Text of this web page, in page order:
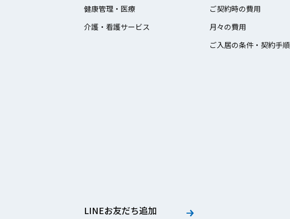
健康管理・医療
介護・看護サービス
ご契約時の費用
月々の費用
ご入居の条件・契約手順
LINEお友だち追加